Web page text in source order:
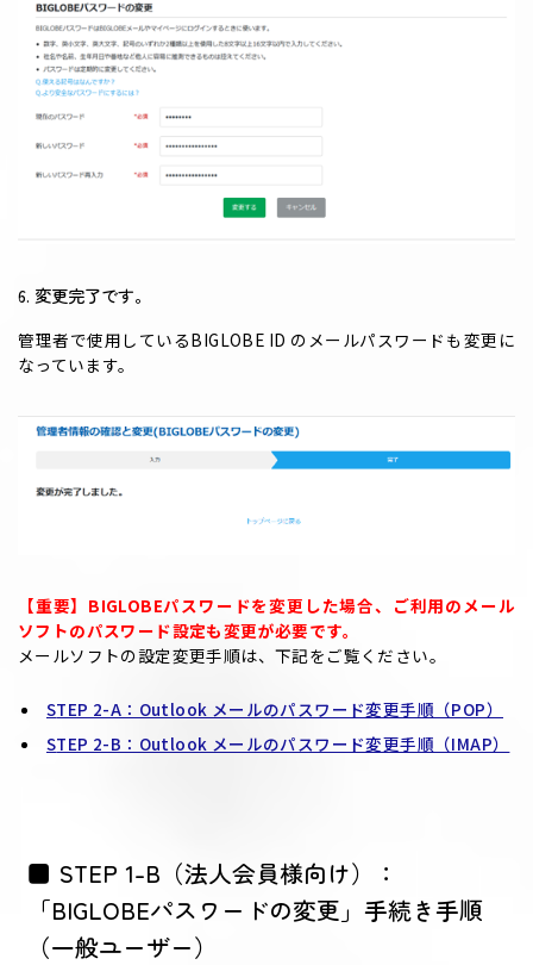
6. 変更完了です。
管理者で使用しているBIGLOBE ID のメールパスワードも変更に
なっています。
【重要】BIGLOBEパスワードを変更した場合、ご利用のメール
ソフトのパスワード設定も変更が必要です。
メールソフトの設定変更手順は、下記をご覧ください。
STEP 2-A：Outlook メールのパスワード変更手順（POP）
STEP 2-B：Outlook メールのパスワード変更手順（IMAP）
■ STEP 1-B（法人会員様向け）：
「BIGLOBEパスワードの変更」手続き手順
（一般ユーザー）